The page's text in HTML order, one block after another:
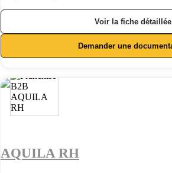
Voir la fiche détaillée
Demander une
AQUILA RH